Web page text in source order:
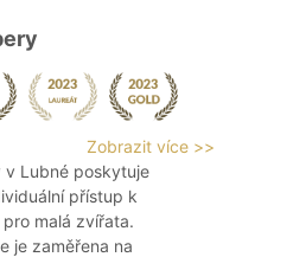
Zobrazit více >>
v Lubné poskytuje
přístup k
malá zvířata.
je zaměřena na